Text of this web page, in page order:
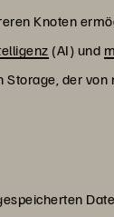
Knoten
(AI) und
der von